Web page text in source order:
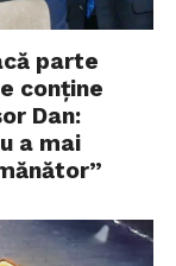
parte
conține
Dan:
a mai